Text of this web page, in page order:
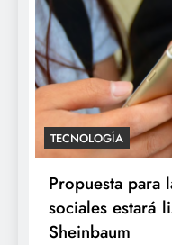
TECNOLOGÍA
Propuesta para
sociales estará
Sheinbaum